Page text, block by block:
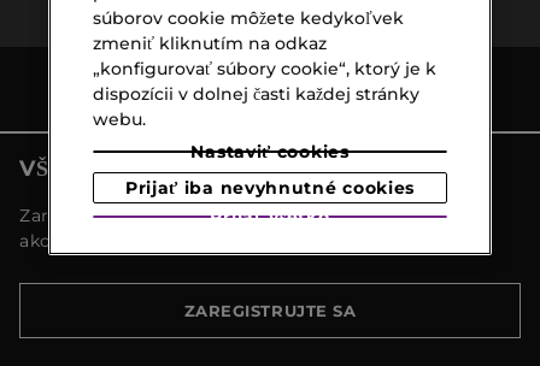
VŠETKY NOVINKY MARIONNAUD
Zaregistrujte sa a objavte naše najnovšie novinky a
akcie
ZAREGISTRUJTE SA
súborov cookie môžete kedykoľvek
zmeniť kliknutím na odkaz
„konfigurovať súbory cookie“, ktorý je k
dispozícii v dolnej časti každej stránky
webu.
Nastaviť cookies
Prijať iba nevyhnutné cookies
Prijať všetko